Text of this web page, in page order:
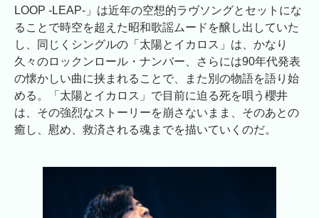
LOOP -LEAP-」は近年の空想的ラヴソングとセットにな
ることで時空を超えた昭和歌謡ムードを醸し出していた
し、同じくシングルの「太陽とイカロス」は、かなり
久々のロックンロール・ナンバー、さらには90年代発表
の懐かしい曲に挟まれることで、また別の物語を語り始
める。「太陽とイカロス」で目前に迫る死を唄う櫻井
は、その強烈なストーリーを崩さないまま、そのあとの
癒し、慰め、救済される魂までを描いていくのだ。